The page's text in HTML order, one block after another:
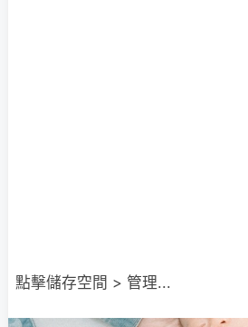
點擊儲存空間 > 管理...